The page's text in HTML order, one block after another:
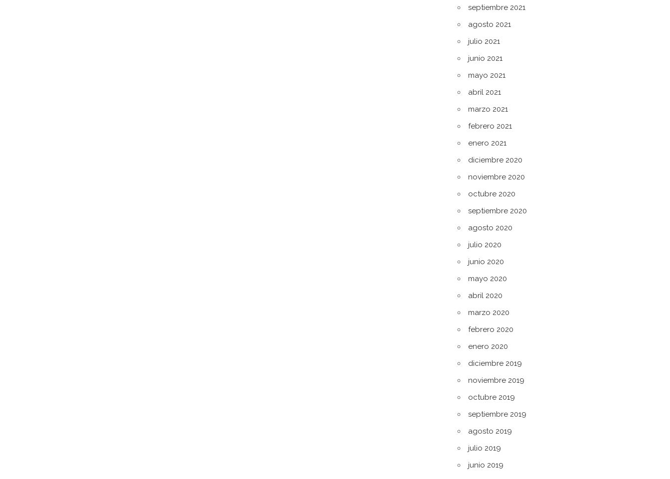
septiembre 2021
agosto 2021
julio 2021
junio 2021
mayo 2021
abril 2021
marzo 2021
febrero 2021
enero 2021
diciembre 2020
noviembre 2020
octubre 2020
septiembre 2020
agosto 2020
julio 2020
junio 2020
mayo 2020
abril 2020
marzo 2020
febrero 2020
enero 2020
diciembre 2019
noviembre 2019
octubre 2019
septiembre 2019
agosto 2019
julio 2019
junio 2019